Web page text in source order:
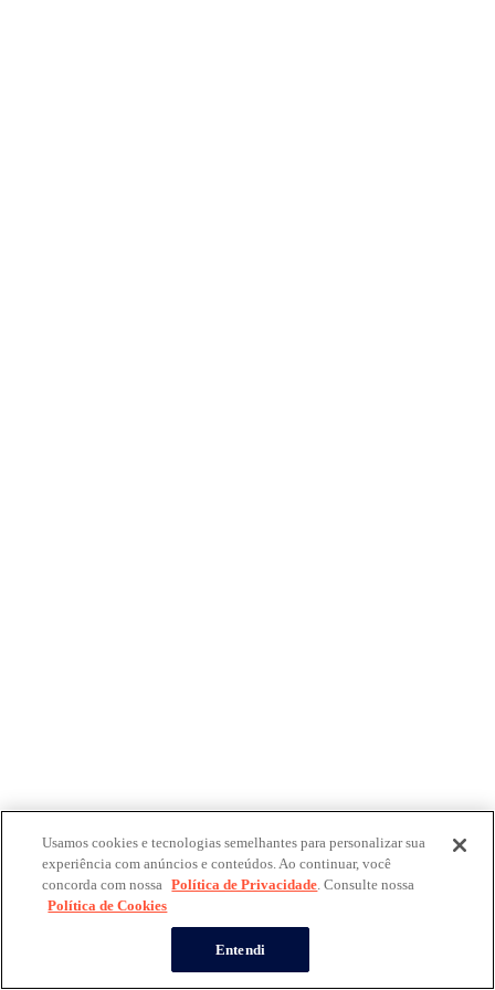
Usamos cookies e tecnologias semelhantes para personalizar sua
experiência com anúncios e conteúdos. Ao continuar, você
concorda com nossa Política de Privacidade. Consulte nossa
Política de Cookies
Entendi